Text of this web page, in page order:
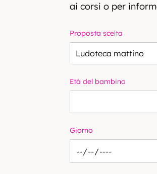
ai corsi o per
Proposta scelta
Età del bambino
Giorno